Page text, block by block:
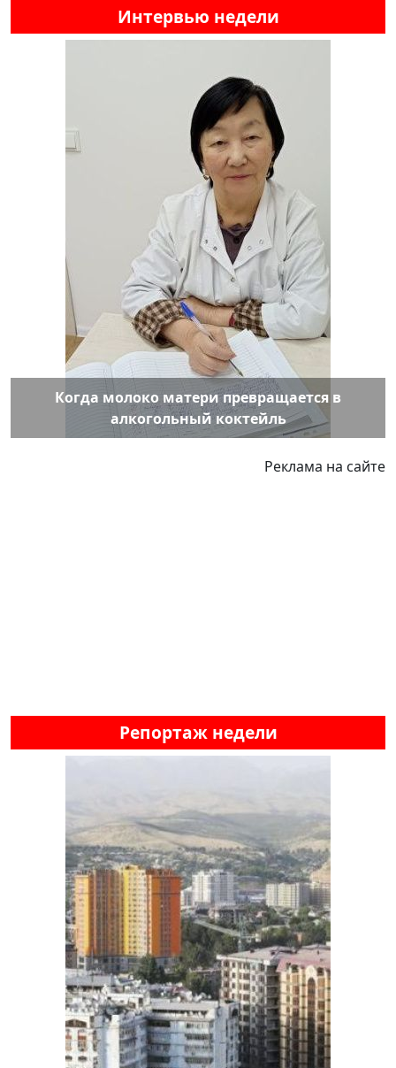
Интервью недели
Когда молоко матери превращается в
алкогольный коктейль
Реклама на сайте
Репортаж недели